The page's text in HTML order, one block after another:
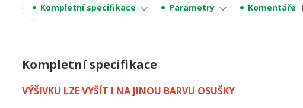
Kompletní specifikace Parametry Komentáře
Kompletní specifikace
VÝŠIVKU LZE VYŠÍT I NA JINOU BARVU OSUŠKY